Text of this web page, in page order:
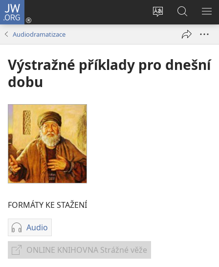
JW.ORG
Změnit
stránek
Přihlásit
se
Hledat
na
JW.ORG
Audiodramatizace
Výstražné příklady pro dnešní
dobu
FORMÁTY KE STAŽENÍ
Audio
Formáty
audionahrávek
ke
ONLINE KNIHOVNA Strážné věže
ONLINE